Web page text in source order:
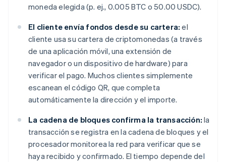
moneda elegida (p. ej., 0.005 BTC o 50.00 USDC).
El cliente envía fondos desde su cartera: el
cliente usa su cartera de criptomonedas (a través
de una aplicación móvil, una extensión de
navegador o un dispositivo de hardware) para
verificar el pago. Muchos clientes simplemente
escanean el código QR, que completa
automáticamente la dirección y el importe.
La cadena de bloques confirma la transacción: la
transacción se registra en la cadena de bloques y el
procesador monitorea la red para verificar que se
haya recibido y confirmado. El tiempo depende del